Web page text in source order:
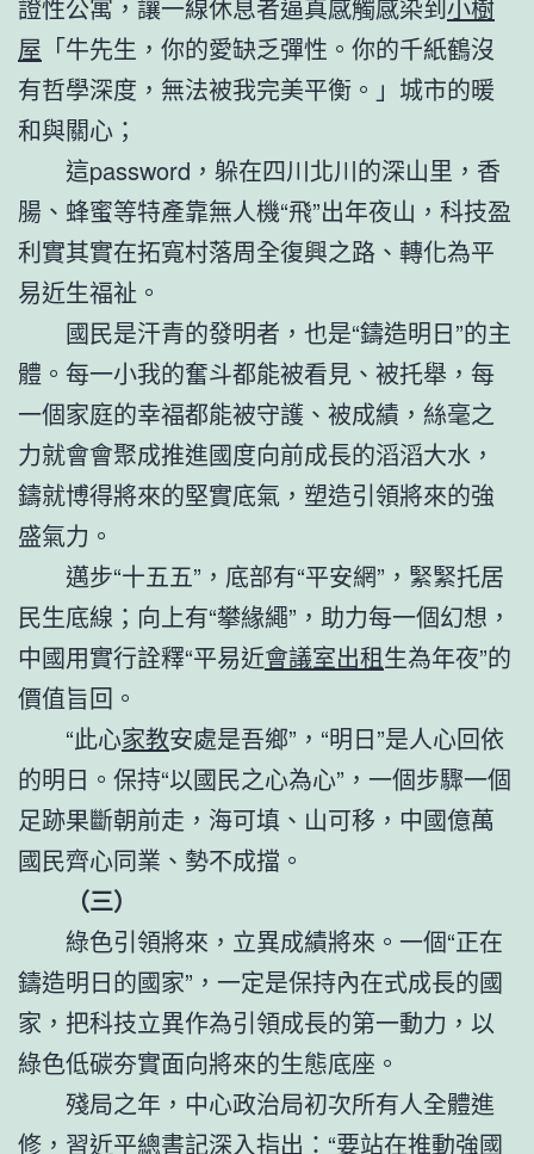
證性公寓，讓一線休息者逼真感觸感染到 小樹
屋 「牛先生，你的愛缺乏彈性。你的千紙鶴沒
有哲學深度，無法被我完美平衡。」城市的暖
和與關心；
這password，躲在四川北川的深山里，香
腸、蜂蜜等特產靠無人機“飛”出年夜山，科技盈
利實其實在拓寬村落周全復興之路、轉化為平
易近生福祉。
國民是汗青的發明者，也是“鑄造明日”的主
體。每一小我的奮斗都能被看見、被托舉，每
一個家庭的幸福都能被守護、被成績，絲毫之
力就會會聚成推進國度向前成長的滔滔大水，
鑄就博得將來的堅實底氣，塑造引領將來的強
盛氣力。
邁步“十五五”，底部有“平安網”，緊緊托居
民生底線；向上有“攀緣繩”，助力每一個幻想，
中國用實行詮釋“平易近會議室出租生為年夜”的
價值旨回。
“此心家教安處是吾鄉”，“明日”是人心回依
的明日。保持“以國民之心為心”，一個步驟一個
足跡果斷朝前走，海可填、山可移，中國億萬
國民齊心同業、勢不成擋。
（三）
綠色引領將來，立異成績將來。一個“正在
鑄造明日的國家”，一定是保持內在式成長的國
家，把科技立異作為引領成長的第一動力，以
綠色低碳夯實面向將來的生態底座。
殘局之年，中心政治局初次所有人全體進
修，習近平總書記深入指出：“要站在推動強國